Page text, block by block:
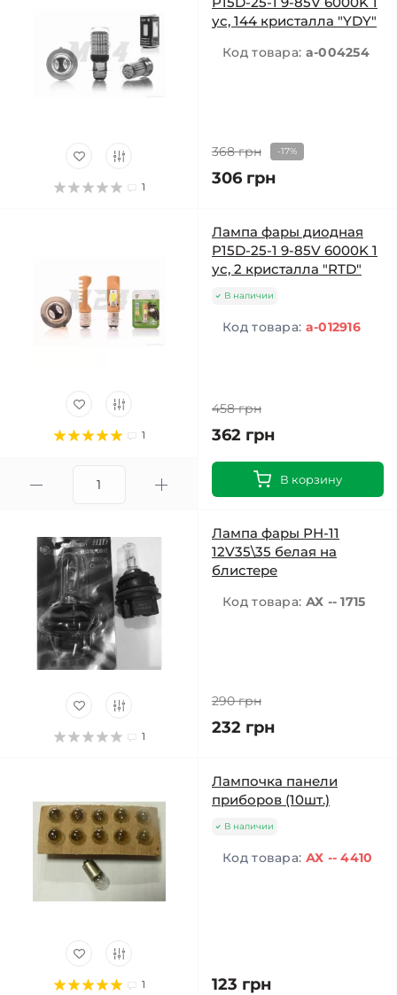
1
ус, 144 кристалла "YDY"
Код товара: a-004254
368 грн -17%
306 грн
1
Лампа фары диодная
P15D-25-1 9-85V 6000K 1
ус, 2 кристалла "RTD"
В наличии
Код товара: a-012916
458 грн
362 грн
В корзину
1
Лампа фары РН-11
12V35\35 белая на
блистере
Код товара: АХ -- 1715
290 грн
232 грн
1
Лампочка панели
приборов (10шт.)
В наличии
Код товара: АХ -- 4410
123 грн